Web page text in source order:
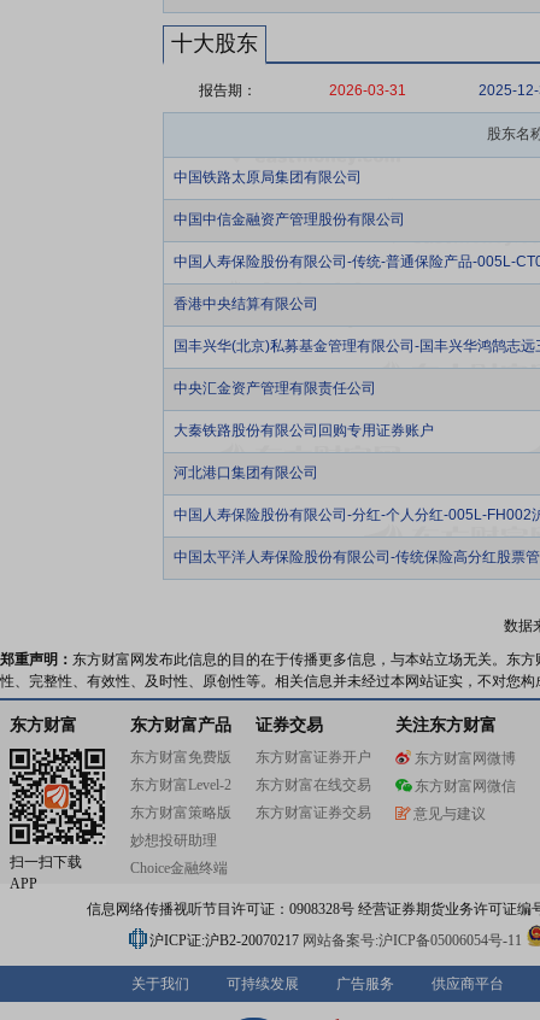
十大股东
报告期： 2026-03-31 2025-
股东名
中国铁路太原局集团有限公司
中国中信金融资产管理股份有限公司
中国人寿保险股份有限公司-传统-普通保险产品-005L-
香港中央结算有限公司
国丰兴华(北京)私募基金管理有限公司-国丰兴华鸿鹄志
中央汇金资产管理有限责任公司
大秦铁路股份有限公司回购专用证券账户
河北港口集团有限公司
中国人寿保险股份有限公司-分红-个人分红-005L-FH002
中国太平洋人寿保险股份有限公司-传统保险高分红股票
数据
郑重声明： 东方财富网发布此信息的目的在于传播更多信息，与本站立场无关。东
性、完整性、有效性、及时性、原创性等。相关信息并未经过本网站证实，不对您
东方财富
扫一扫下载
APP
东方财富产品
东方财富免费版
东方财富Level-2
东方财富策略版
妙想投研助理
Choice金融终端
证券交易
东方财富证券开户
东方财富在线交易
东方财富证券交易
关注东方财富
东方财富网微博
东方财富网微信
意见与建议
信息网络传播视听节目许可证：0908328号 经营证券期货业务许可证编
沪ICP证:沪B2-20070217 网站备案号:沪ICP备05006054号-11
关于我们 可持续发展 广告服务 供应商平台